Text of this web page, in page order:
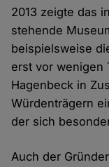
2013 zeigte das
stehende
beispielsweise
erst vor wenigen
Hagenbeck in
Würdenträgern
der sich
Auch der